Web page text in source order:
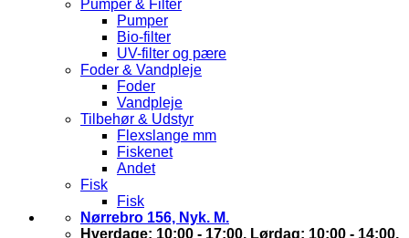
Pumper & Filter
Pumper
Bio-filter
UV-filter og pære
Foder & Vandpleje
Foder
Vandpleje
Tilbehør & Udstyr
Flexslange mm
Fiskenet
Andet
Fisk
Fisk
Nørrebro 156, Nyk. M.
Hverdage: 10:00 - 17:00, Lørdag: 10:00 - 14:00,